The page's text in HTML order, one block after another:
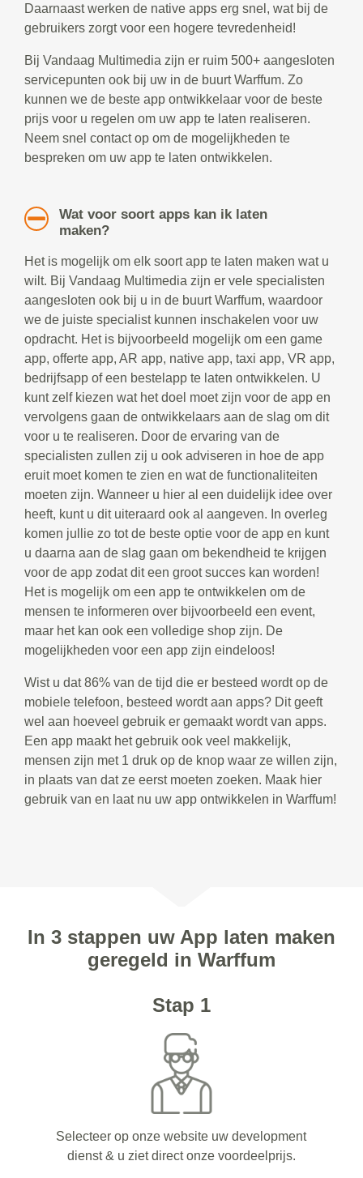
Daarnaast werken de native apps erg snel, wat bij de
gebruikers zorgt voor een hogere tevredenheid!
Bij Vandaag Multimedia zijn er ruim 500+ aangesloten
servicepunten ook bij uw in de buurt Warffum. Zo
kunnen we de beste app ontwikkelaar voor de beste
prijs voor u regelen om uw app te laten realiseren.
Neem snel contact op om de mogelijkheden te
bespreken om uw app te laten ontwikkelen.
Wat voor soort apps kan ik laten
maken?
Het is mogelijk om elk soort app te laten maken wat u
wilt. Bij Vandaag Multimedia zijn er vele specialisten
aangesloten ook bij u in de buurt Warffum, waardoor
we de juiste specialist kunnen inschakelen voor uw
opdracht. Het is bijvoorbeeld mogelijk om een game
app, offerte app, AR app, native app, taxi app, VR app,
bedrijfsapp of een bestelapp te laten ontwikkelen. U
kunt zelf kiezen wat het doel moet zijn voor de app en
vervolgens gaan de ontwikkelaars aan de slag om dit
voor u te realiseren. Door de ervaring van de
specialisten zullen zij u ook adviseren in hoe de app
eruit moet komen te zien en wat de functionaliteiten
moeten zijn. Wanneer u hier al een duidelijk idee over
heeft, kunt u dit uiteraard ook al aangeven. In overleg
komen jullie zo tot de beste optie voor de app en kunt
u daarna aan de slag gaan om bekendheid te krijgen
voor de app zodat dit een groot succes kan worden!
Het is mogelijk om een app te ontwikkelen om de
mensen te informeren over bijvoorbeeld een event,
maar het kan ook een volledige shop zijn. De
mogelijkheden voor een app zijn eindeloos!
Wist u dat 86% van de tijd die er besteed wordt op de
mobiele telefoon, besteed wordt aan apps? Dit geeft
wel aan hoeveel gebruik er gemaakt wordt van apps.
Een app maakt het gebruik ook veel makkelijk,
mensen zijn met 1 druk op de knop waar ze willen zijn,
in plaats van dat ze eerst moeten zoeken. Maak hier
gebruik van en laat nu uw app ontwikkelen in Warffum!
In 3 stappen uw App laten maken
geregeld in Warffum
Stap 1
Selecteer op onze website uw development
dienst & u ziet direct onze voordeelprijs.